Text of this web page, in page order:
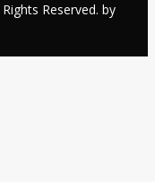
Reserved. by